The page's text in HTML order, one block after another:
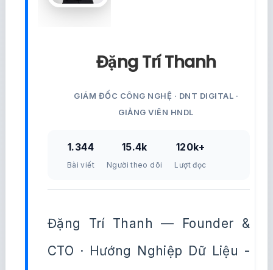
Đặng Trí Thanh
GIÁM ĐỐC CÔNG NGHỆ · DNT DIGITAL ·
GIẢNG VIÊN HNDL
1.344
Bài viết
15.4k
Người theo dõi
120k+
Lượt đọc
Đặng Trí Thanh — Founder &
CTO · Hướng Nghiệp Dữ Liệu -